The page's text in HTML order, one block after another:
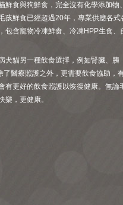
鮮食與狗鮮食，完全沒有化學添加物
孩鮮食已經超過20年，專業供應各式
包含寵物冷凍鮮食、冷凍HPP生食、
犬貓另一種飲食選擇，例如腎臟、胰
了醫療照護之外，更需要飲食協助，
有更好的飲食照護以恢復健康。無論
樂，更健康。